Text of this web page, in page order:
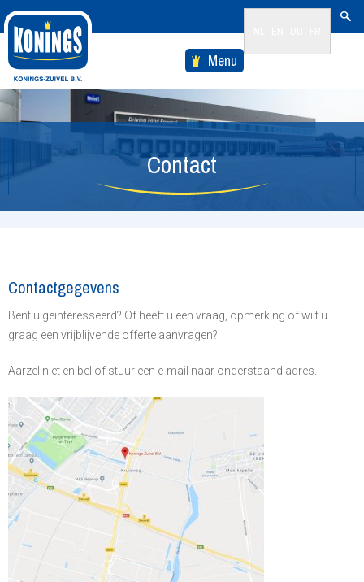
Menu
Contact
Contactgegevens
Bent u geïnteresseerd? Of heeft u een vraag, opmerking of wilt u
graag een vrijblijvende offerte aanvragen?
Aarzel niet en bel of stuur een e-mail naar onderstaand adres.